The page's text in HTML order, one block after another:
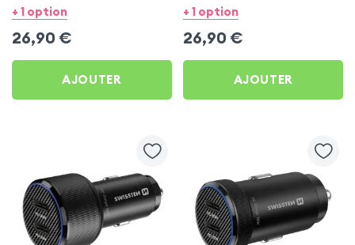
USB C 1m pour TCL 40 XE
+ 1 option
26,90 €
AJOUTER
pour TCL 40 XE
+ 1 option
26,90 €
AJOUTER